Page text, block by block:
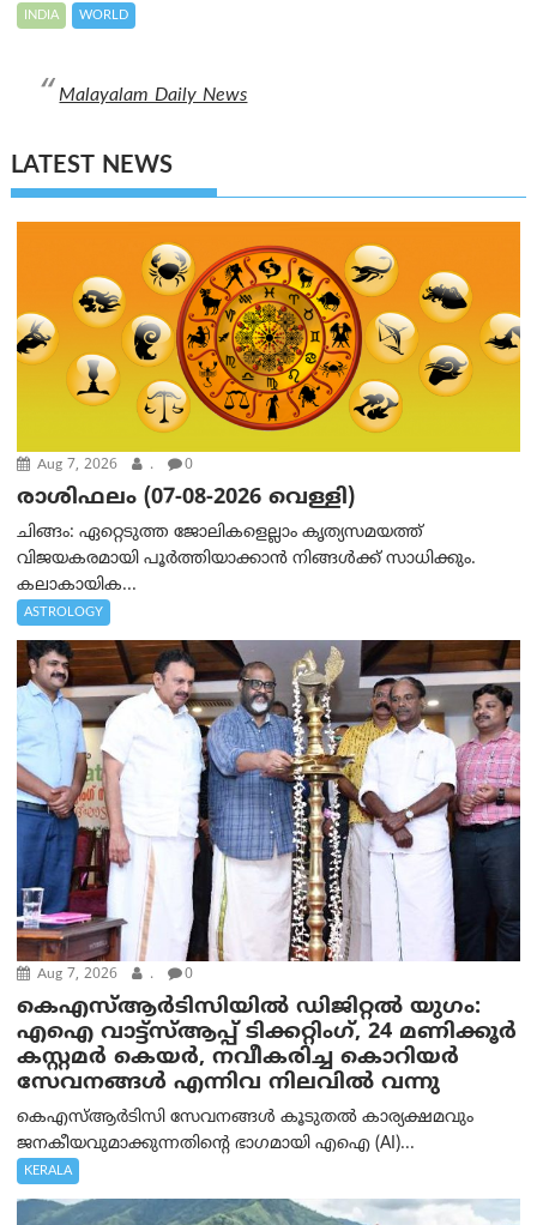
INDIA WORLD
Malayalam Daily News
LATEST NEWS
Aug 7, 2026 . 0
രാശിഫലം (07-08-2026 വെള്ളി)
ചിങ്ങം: ഏറ്റെടുത്ത ജോലികളെല്ലാം കൃത്യസമയത്ത്
വിജയകരമായി പൂര്‍ത്തിയാക്കാന്‍ നിങ്ങള്‍ക്ക് സാധിക്കും.
കലാകായിക...
ASTROLOGY
Aug 7, 2026 . 0
കെഎസ്ആർടിസിയിൽ ഡിജിറ്റൽ യുഗം:
എഐ വാട്ട്‌സ്ആപ്പ് ടിക്കറ്റിംഗ്, 24 മണിക്കൂർ
കസ്റ്റമർ കെയർ, നവീകരിച്ച കൊറിയർ
സേവനങ്ങൾ എന്നിവ നിലവിൽ വന്നു
കെഎസ്ആർടിസി സേവനങ്ങൾ കൂടുതൽ കാര്യക്ഷമവും
ജനകീയവുമാക്കുന്നതിന്റെ ഭാഗമായി എഐ (AI)...
KERALA